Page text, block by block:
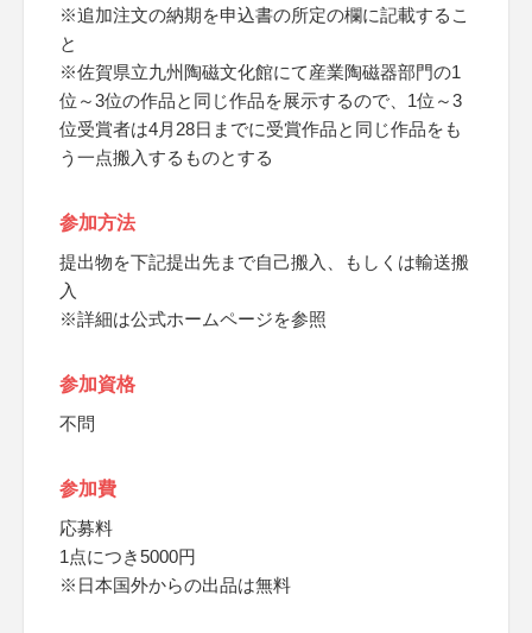
※追加注文の納期を申込書の所定の欄に記載するこ
と
※佐賀県立九州陶磁文化館にて産業陶磁器部門の1
位～3位の作品と同じ作品を展示するので、1位～3
位受賞者は4月28日までに受賞作品と同じ作品をも
う一点搬入するものとする
参加方法
提出物を下記提出先まで自己搬入、もしくは輸送搬
入
※詳細は公式ホームページを参照
参加資格
不問
参加費
応募料
1点につき5000円
※日本国外からの出品は無料